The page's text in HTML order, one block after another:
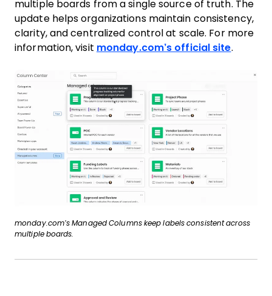
monday.com’s Managed Columns keep labels consistent across
multiple boards.
multiple boards from a single source of truth. The
update helps organizations maintain consistency,
clarity, and centralized control at scale. For more
information, visit monday.com’s official site.